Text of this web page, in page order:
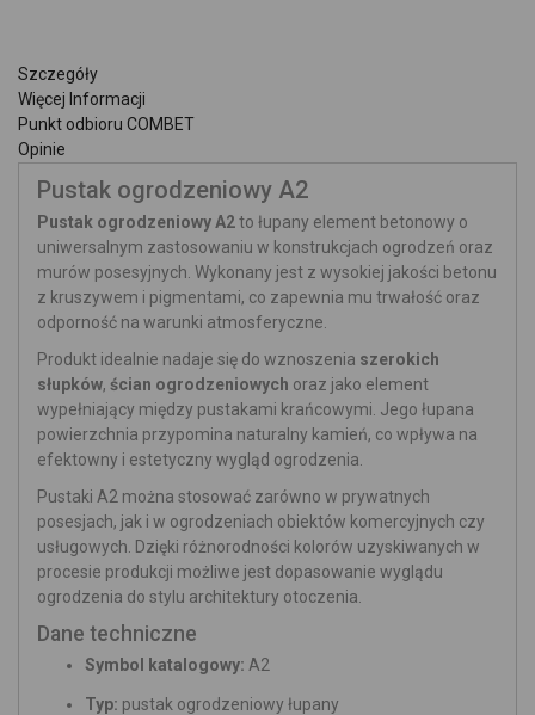
Szczegóły
Więcej Informacji
Punkt odbioru COMBET
Opinie
Pustak ogrodzeniowy A2
Pustak ogrodzeniowy A2to łupany element betonowy o
uniwersalnym zastosowaniu w konstrukcjach ogrodzeń oraz
murów posesyjnych. Wykonany jest z wysokiej jakości betonu
z kruszywem i pigmentami, co zapewnia mu trwałość oraz
odporność na warunki atmosferyczne.
Produkt idealnie nadaje się do wznoszenia szerokich
słupków, ścian ogrodzeniowych oraz jako element
wypełniający między pustakami krańcowymi. Jego łupana
powierzchnia przypomina naturalny kamień, co wpływa na
efektowny i estetyczny wygląd ogrodzenia.
Pustaki A2 można stosować zarówno w prywatnych
posesjach, jak i w ogrodzeniach obiektów komercyjnych czy
usługowych. Dzięki różnorodności kolorów uzyskiwanych w
procesie produkcji możliwe jest dopasowanie wyglądu
ogrodzenia do stylu architektury otoczenia.
Dane techniczne
Symbol katalogowy: A2
Typ: pustak ogrodzeniowy łupany